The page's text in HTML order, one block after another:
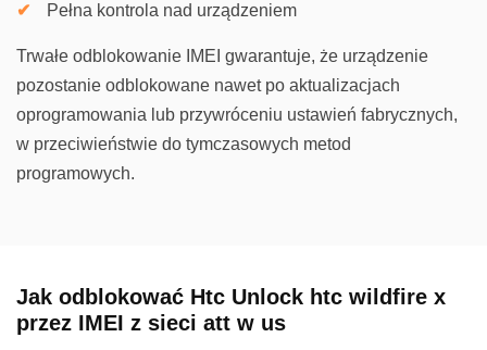
Pełna kontrola nad urządzeniem
Trwałe odblokowanie IMEI gwarantuje, że urządzenie
pozostanie odblokowane nawet po aktualizacjach
oprogramowania lub przywróceniu ustawień fabrycznych,
w przeciwieństwie do tymczasowych metod
programowych.
Jak odblokować Htc Unlock htc wildfire x
przez IMEI z sieci att w us